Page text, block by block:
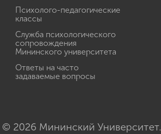
Психолого-педагогические
классы
Служба психологического
сопровождения
Мининского университета
Ответы на часто
задаваемые вопросы
© 2026 Мининский Университет.